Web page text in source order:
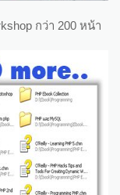
กว่า 200 หน้า